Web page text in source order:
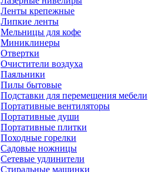
Ленты крепежные
Липкие ленты
Мельницы для кофе
Миниклинеры
Отвертки
Очистители воздуха
Паяльники
Пилы бытовые
Подставки для перемещения мебели
Портативные вентиляторы
Портативные души
Портативные плитки
Походные горелки
Садовые ножницы
Сетевые удлинители
Стиральные машинки